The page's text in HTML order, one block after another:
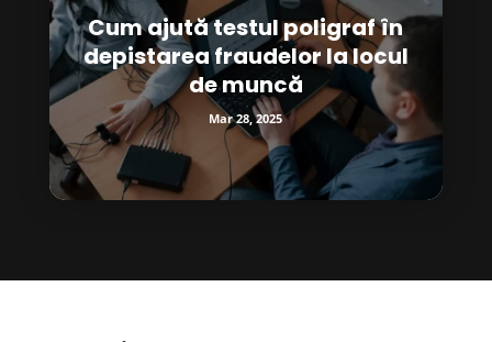
Cum ajută testul poligraf în
depistarea fraudelor la locul
de muncă
Mar 28, 2025